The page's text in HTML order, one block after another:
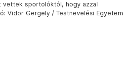
vettek sportolóktól, hogy azzal
Vidor Gergely / Testnevelési Egyetem